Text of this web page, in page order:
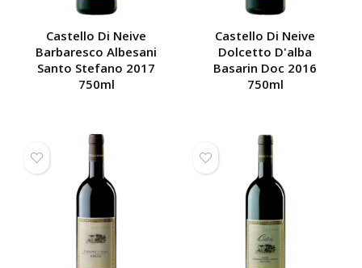
Castello Di Neive
Barbaresco Albesani
Santo Stefano 2017
750ml
Castello Di Neive
Dolcetto D'alba
Basarin Doc 2016
750ml